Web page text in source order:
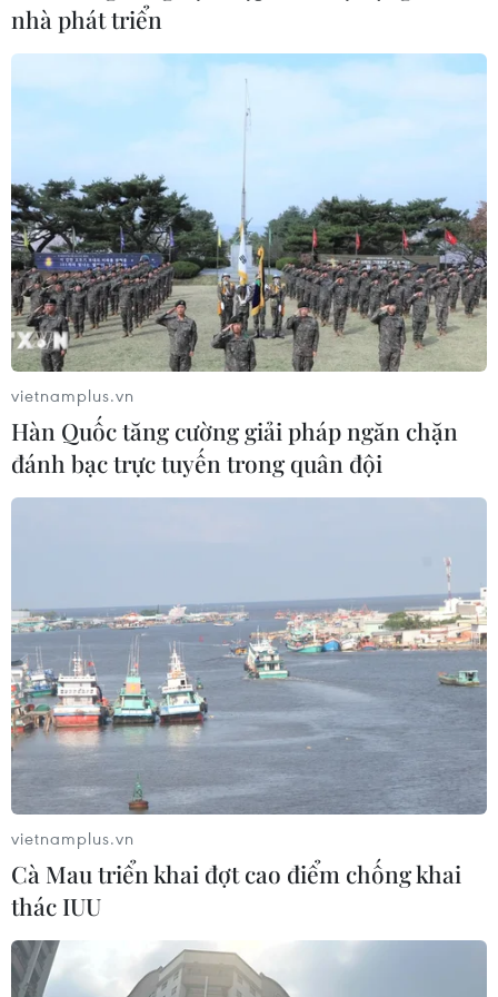
nhà phát triển
vietnamplus.vn
Hàn Quốc tăng cường giải pháp ngăn chặn
đánh bạc trực tuyến trong quân đội
vietnamplus.vn
Cà Mau triển khai đợt cao điểm chống khai
thác IUU